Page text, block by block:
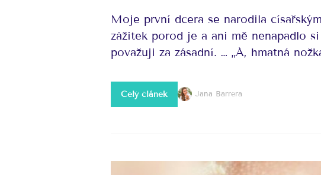
Moje první dcera se narodila
zážitek porod je a ani mě nenapadlo
považuji za zásadní. … „Á, hmatná
Celý článek Jana Barrera